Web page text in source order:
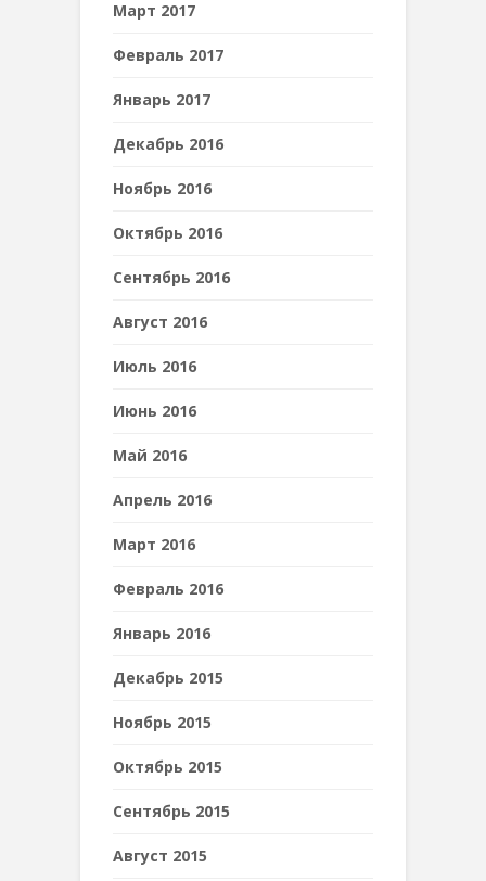
Март 2017
Февраль 2017
Январь 2017
Декабрь 2016
Ноябрь 2016
Октябрь 2016
Сентябрь 2016
Август 2016
Июль 2016
Июнь 2016
Май 2016
Апрель 2016
Март 2016
Февраль 2016
Январь 2016
Декабрь 2015
Ноябрь 2015
Октябрь 2015
Сентябрь 2015
Август 2015